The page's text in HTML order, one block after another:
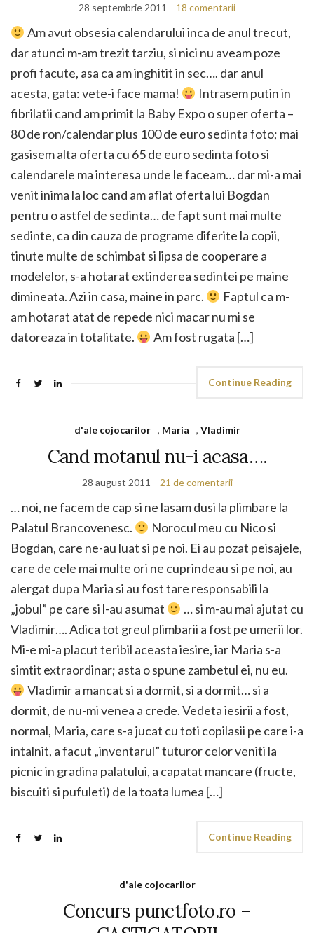
28 septembrie 2011 18 comentarii
Am avut obsesia calendarului inca de anul trecut,
dar atunci m-am trezit tarziu, si nici nu aveam poze
profi facute, asa ca am inghitit in sec…. dar anul
acesta, gata: vete-i face mama!
Intrasem putin in
fibrilatii cand am primit la Baby Expo o super oferta –
80 de ron/calendar plus 100 de euro sedinta foto; mai
gasisem alta oferta cu 65 de euro sedinta foto si
calendarele ma interesa unde le faceam… dar mi-a mai
venit inima la loc cand am aflat oferta lui Bogdan
pentru o astfel de sedinta… de fapt sunt mai multe
sedinte, ca din cauza de programe diferite la copii,
tinute multe de schimbat si lipsa de cooperare a
modelelor, s-a hotarat extinderea sedintei pe maine
dimineata. Azi in casa, maine in parc.
Faptul ca m-
am hotarat atat de repede nici macar nu mi se
datoreaza in totalitate.
Am fost rugata […]
Continue Reading
d'ale cojocarilor , Maria , Vladimir
Cand motanul nu-i acasa….
28 august 2011 21 de comentarii
… noi, ne facem de cap si ne lasam dusi la plimbare la
Palatul Brancovenesc.
Norocul meu cu Nico si
Bogdan, care ne-au luat si pe noi. Ei au pozat peisajele,
care de cele mai multe ori ne cuprindeau si pe noi, au
alergat dupa Maria si au fost tare responsabili la
„jobul” pe care si l-au asumat
… si m-au mai ajutat cu
Vladimir…. Adica tot greul plimbarii a fost pe umerii lor.
Mi-e mi-a placut teribil aceasta iesire, iar Maria s-a
simtit extraordinar; asta o spune zambetul ei, nu eu.
Vladimir a mancat si a dormit, si a dormit… si a
dormit, de nu-mi venea a crede. Vedeta iesirii a fost,
normal, Maria, care s-a jucat cu toti copilasii pe care i-a
intalnit, a facut „inventarul” tuturor celor veniti la
picnic in gradina palatului, a capatat mancare (fructe,
biscuiti si pufuleti) de la toata lumea […]
Continue Reading
d'ale cojocarilor
Concurs punctfoto.ro –